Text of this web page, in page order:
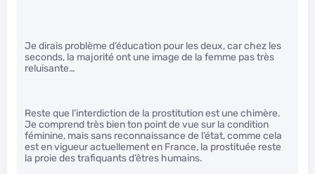
Je dirais problème d’éducation pour les deux, car chez les
seconds, la majorité ont une image de la femme pas très
reluisante…
Reste que l’interdiction de la prostitution est une chimère.
Je comprend très bien ton point de vue sur la condition
féminine, mais sans reconnaissance de l’état, comme cela
est en vigueur actuellement en France, la prostituée reste
la proie des trafiquants d’êtres humains.